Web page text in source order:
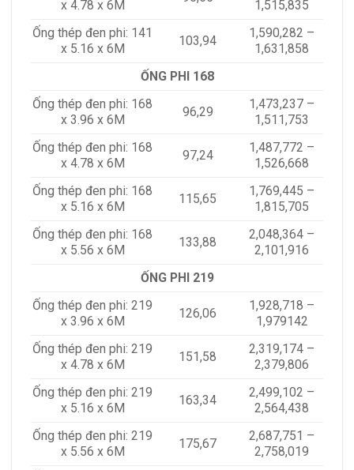
x 4.78 x 6M
1,515,835
Ống thép đen phi: 141
x 5.16 x 6M
103,94
1,590,282 –
1,631,858
ỐNG PHI 168
Ống thép đen phi: 168
x 3.96 x 6M
96,29
1,473,237 –
1,511,753
Ống thép đen phi: 168
x 4.78 x 6M
97,24
1,487,772 –
1,526,668
Ống thép đen phi: 168
x 5.16 x 6M
115,65
1,769,445 –
1,815,705
Ống thép đen phi: 168
x 5.56 x 6M
133,88
2,048,364 –
2,101,916
ỐNG PHI 219
Ống thép đen phi: 219
x 3.96 x 6M
126,06
1,928,718 –
1,979142
Ống thép đen phi: 219
x 4.78 x 6M
151,58
2,319,174 –
2,379,806
Ống thép đen phi: 219
x 5.16 x 6M
163,34
2,499,102 –
2,564,438
Ống thép đen phi: 219
x 5.56 x 6M
175,67
2,687,751 –
2,758,019